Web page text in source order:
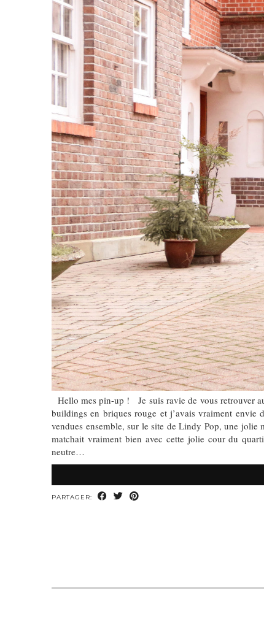
Hello mes pin-up ! Je suis ravie de vous retrouver
buildings en briques rouge et j’avais vraiment envie
vendues ensemble, sur le site de Lindy Pop, une jolie
matchait vraiment bien avec cette jolie cour du
neutre…
PARTAGER: